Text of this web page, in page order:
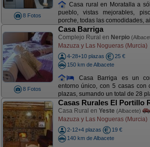
8 Fotos
Casa rural en Moratalla a
pueblo, vistas mejorables,
porche, todas las comodidades,
8 Fotos
Casa Barriga
Complejo Rural en Nerpio
Mazuza y Las Nogueras (Murcia)
4-28+10 plazas
25 €
150 km de Albacete
Casa Barriga es un
entorno único, con 5 casas con
plazas, sumando un total de 28
Casas Rurales El Portillo
Casa Rural en Yeste (Albacete)
Mazuza y Las Nogueras (Murcia)
2-12+4 plazas
19 €
140 km de Albacete